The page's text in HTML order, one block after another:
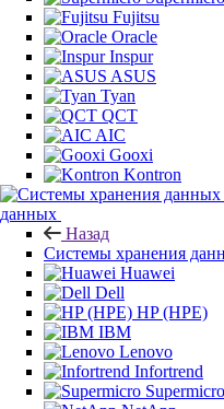
Fujitsu
Oracle
Inspur
ASUS
Tyan
QCT
AIC
Gooxi
Kontron
данных
Назад
Системы хранения
Huawei
Dell
HP (HPE)
IBM
Lenovo
Infortrend
Supermicro